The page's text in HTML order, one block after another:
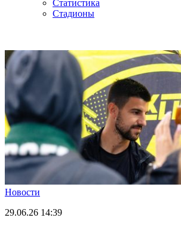
Статистика
Стадионы
Новости
29.06.26 14:39